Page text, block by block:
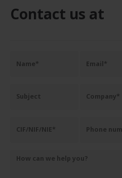
Contact us at